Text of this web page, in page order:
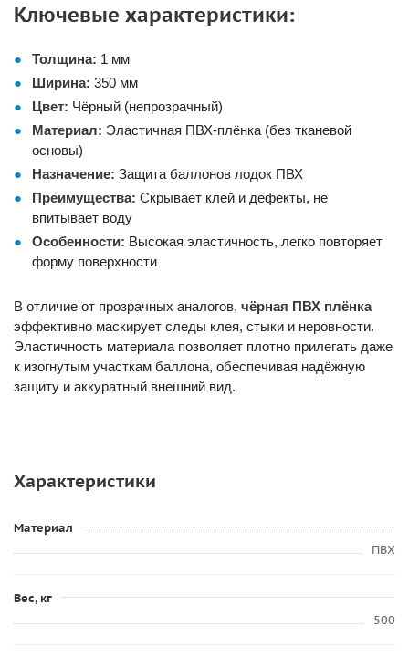
Ключевые характеристики:
Толщина: 1 мм
Ширина: 350 мм
Цвет: Чёрный (непрозрачный)
Материал: Эластичная ПВХ-плёнка (без тканевой
основы)
Назначение: Защита баллонов лодок ПВХ
Преимущества: Скрывает клей и дефекты, не
впитывает воду
Особенности: Высокая эластичность, легко повторяет
форму поверхности
В отличие от прозрачных аналогов, чёрная ПВХ плёнка
эффективно маскирует следы клея, стыки и неровности.
Эластичность материала позволяет плотно прилегать даже
к изогнутым участкам баллона, обеспечивая надёжную
защиту и аккуратный внешний вид.
Характеристики
Материал
ПВХ
Вес, кг
500